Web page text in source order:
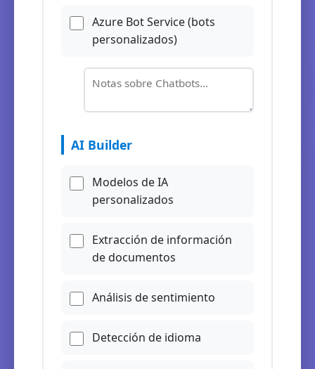
Azure Bot Service (bots
personalizados)
AI Builder
Modelos de IA
personalizados
Extracción de información
de documentos
Análisis de sentimiento
Detección de idioma